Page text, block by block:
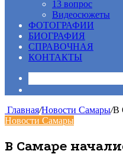
13 вопрос
Видеосюжеты
ФОТОГРАФИИ
БИОГРАФИЯ
СПРАВОЧНАЯ
КОНТАКТЫ
Главная/Новости Самары/В
Новости Самары
В Самаре